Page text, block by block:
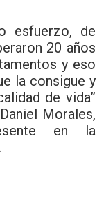
esfuerzo, de
20 años
y eso
la consigue y
de vida”
Morales,
en la